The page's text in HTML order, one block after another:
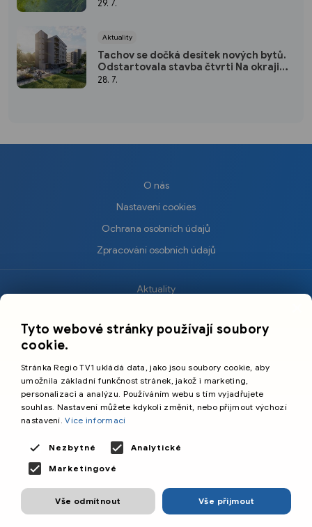
29. 7.
Aktuality
Tachov se dočká desítek nových bytů.
Odstartovala stavba čtvrti Na okraji
Tachov
28. 7.
O nás
Nastavení cookies
Ochrana osobních údajů
Zpracování osobních údajů
Aktuality
Sport
Cestování
©️
Primetime Media s.r.o.
Tyto webové stránky používají soubory
cookie.
Stránka Regio TV1 ukládá data, jako jsou soubory cookie, aby
umožnila základní funkčnost stránek, jakož i marketing,
personalizaci a analýzu. Používáním webu s tím vyjadřujete
souhlas. Nastavení můžete kdykoli změnit, nebo přijmout výchozí
nastavení.Více informací
Nezbytné
Analytické
Marketingové
Vše přijmout
Vše odmítnout